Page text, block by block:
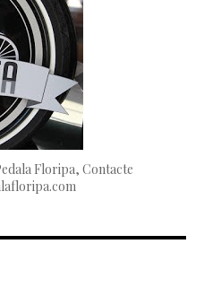
Floripa, Contacte